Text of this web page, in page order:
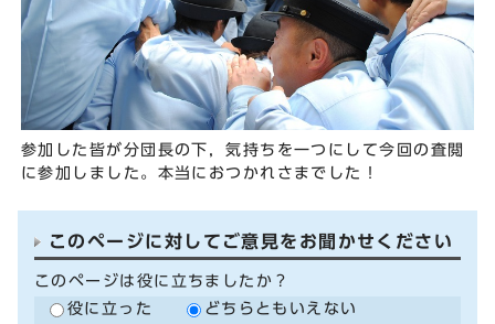
参加した皆が分団長の下，気持ちを一つにして今回の査閲
に参加しました。本当におつかれさまでした！
このページに対してご意見をお聞かせください
このページは役に立ちましたか？
役に立った
どちらともいえない